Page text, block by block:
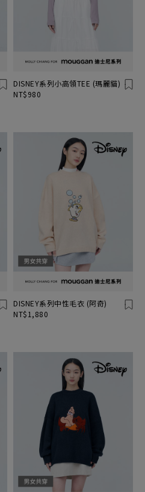
DISNEY系列小高領TEE (瑪麗貓)
NT$980
DISNEY系列中性毛衣 (阿奇)
NT$1,880